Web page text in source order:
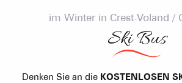
im Winter in Crest-Voland /
Ski Bus
Denken Sie an die KOSTENLOSEN